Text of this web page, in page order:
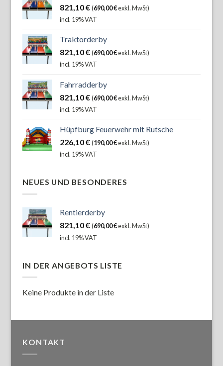
821,10€ (690,00€exkl. MwSt)
incl. 19% VAT
Traktorderby
821,10€ (690,00€exkl. MwSt)
incl. 19% VAT
Fahrradderby
821,10€ (690,00€exkl. MwSt)
incl. 19% VAT
Hüpfburg Feuerwehr mit Rutsche
226,10€ (190,00€exkl. MwSt)
incl. 19% VAT
NEUES UND BESONDERES
Rentierderby
821,10€ (690,00€exkl. MwSt)
incl. 19% VAT
IN DER ANGEBOTS LISTE
Keine Produkte in der Liste
KONTAKT